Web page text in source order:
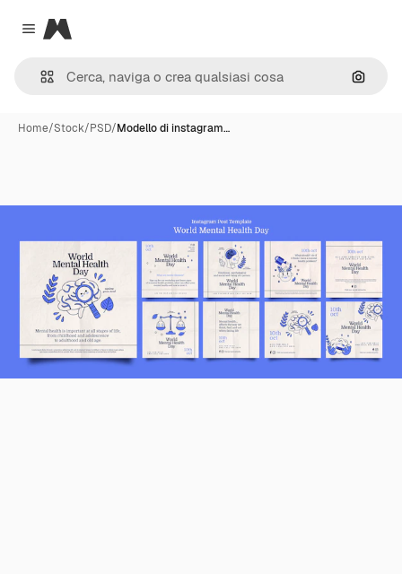
Close menu
Magnific
Cerca
Home/Stock/PSD/Modello di instagram…